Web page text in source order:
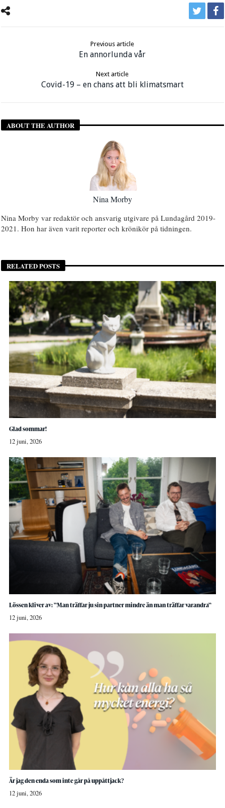
Previous article
En annorlunda vår
Next article
Covid-19 – en chans att bli klimatsmart
ABOUT THE AUTHOR
Nina Morby
Nina Morby var redaktör och ansvarig utgivare på Lundagård 2019-
2021. Hon har även varit reporter och krönikör på tidningen.
RELATED POSTS
Glad sommar!
12 juni, 2026
Lössen kliver av: ”Man träffar ju sin partner mindre än man träffar varandra”
12 juni, 2026
Är jag den enda som inte går på uppåttjack?
12 juni, 2026